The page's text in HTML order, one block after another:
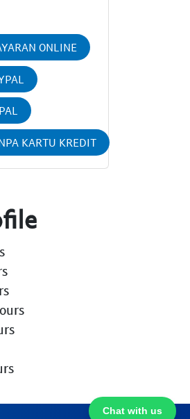
ONLINE
KARTU KREDIT
Chat with us